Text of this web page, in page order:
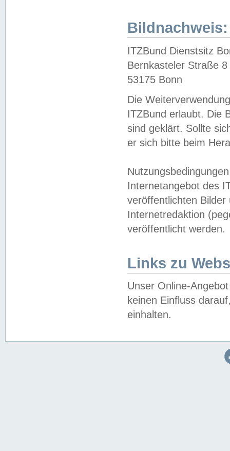
Bildnachweis:
ITZBund Dienstsitz
Bernkasteler Straße 8
53175 Bonn
Die
ITZBund erlaubt. Die
sind geklärt. Sollte
er sich bitte beim
Internetangebot des
veröffentlichten
Internetredaktion
veröffentlicht werden.
Links zu
Unser Online-
keinen Einfluss
einhalten.